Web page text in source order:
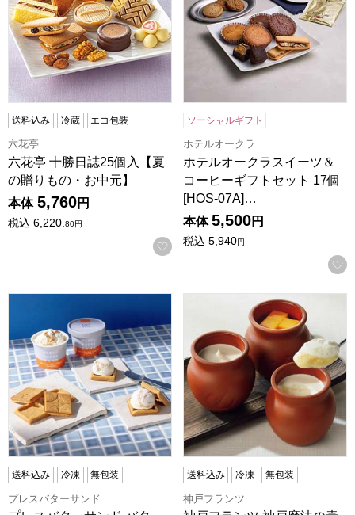
送料込み 冷蔵 エコ包装
六花亭
六花亭 十勝日誌25個入【夏
の贈りもの・お中元】
本体 5,760円
税込 6,220.80円
お気に入りに登録する
ソーシャルギフト
ホテルオークラ
ホテルオークラスイーツ＆
コーヒーギフトセット 17個
[HOS-07A]…
本体 5,500円
税込 5,940円
プレスバターサンド バターアイスクリーム〈キャラメル〉
送料込み 冷凍 無包装
プレスバターサンド
神戸フランツ 神戸魔法の壷
送料込み 冷凍 無包装
神戸フランツ